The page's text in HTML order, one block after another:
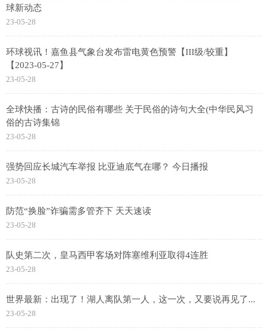
球新动态
23-05-28
环球视讯！嘉鱼县气象台发布雷电黄色预警【III级/较重】
【2023-05-27】
23-05-28
全球快播：古诗的民俗有哪些 关于民俗的诗句大全(中华民风习
俗的古诗集锦
23-05-28
强势回应长城汽车举报 比亚迪底气在哪？ 今日播报
23-05-28
防范“换脸”诈骗需多管齐下 天天速读
23-05-28
队史第二次，皇马西甲客场对阵塞维利亚取得4连胜
23-05-28
世界最新：出现了！湖人离队第一人，这一次，又要说再见了...
23-05-28